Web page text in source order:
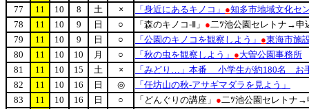
77
11 10 8 土 × 「身近にあるキノコ」 ●知多市地域文化セ
78
11 10 9 日 ○ 「森のキノコ-Ⅱ」 ●二ﾂ池公園セレトナ→申
79
11 10 9 日 ○ 「公園のキノコを観察しよう」 ●東海市施
80
11 10 10 月 ○ 「秋の虫を観察しよう」 ●大曽公園事務所
81
11 10 15 土 ×
「みどり…」本番 小学生が約180名 お
82
11 10 16 日 ◎
「任坊山の秋-アサギマダラを見よう」
83
11 10 16 日 ○ 「どんぐりの講座」 ●二ﾂ池公園セレトナ→